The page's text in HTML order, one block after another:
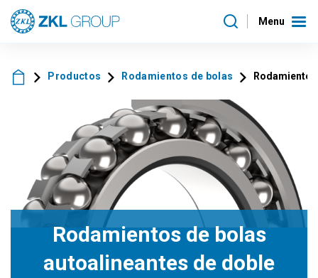
Menu
Productos Rodamientos de bolas
Rodamientos de bolas
autoalineantes de doble